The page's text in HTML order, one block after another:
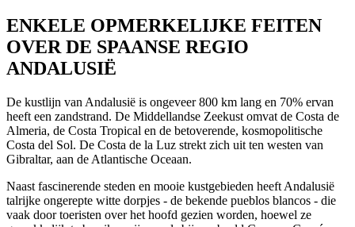
ENKELE OPMERKELIJKE FEITEN
OVER DE SPAANSE REGIO
ANDALUSIË
De kustlijn van Andalusië is ongeveer 800 km lang en 70% ervan
heeft een zandstrand. De Middellandse Zeekust omvat de Costa de
Almeria, de Costa Tropical en de betoverende, kosmopolitische
Costa del Sol. De Costa de la Luz strekt zich uit ten westen van
Gibraltar, aan de Atlantische Oceaan.
Naast fascinerende steden en mooie kustgebieden heeft Andalusië
talrijke ongerepte witte dorpjes - de bekende pueblos blancos - die
vaak door toeristen over het hoofd gezien worden, hoewel ze